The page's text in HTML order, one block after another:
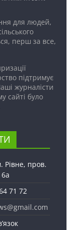
для людей,
перш за все,
підтримує
журналісти
сайті було
Рівне, пров.
71 72